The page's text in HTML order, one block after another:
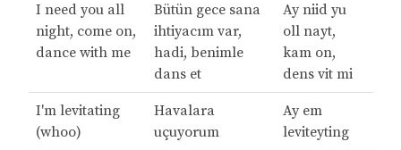
I need you all
night, come on,
dance with me
Bütün gece sana
ihtiyacım var,
hadi, benimle
dans et
Ay niid yu
oll nayt,
kam on,
dens vit mi
I'm levitating
(whoo)
Havalara
uçuyorum
Ay em
leviteyting